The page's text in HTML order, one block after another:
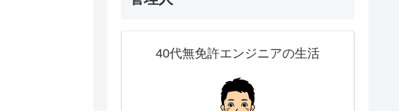
40代無免許エンジニアの生活